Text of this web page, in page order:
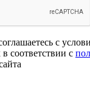
с
соответствии с